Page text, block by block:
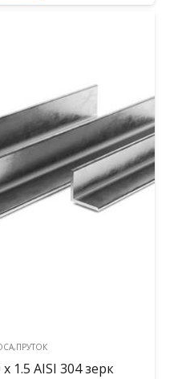
1.5 AISI 304 зерк